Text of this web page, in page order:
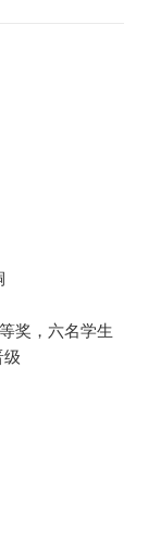
奖，六名学生